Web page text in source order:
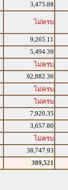
3,475.88
ไม่ครบ
9,265.11
5,494.39
ไม่ครบ
92,882.36
ไม่ครบ
ไม่ครบ
7,920.35
3,657.80
ไม่ครบ
38,747.93
389,521